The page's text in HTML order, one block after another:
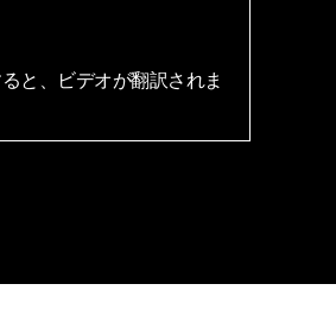
と、ビデオが翻訳されま